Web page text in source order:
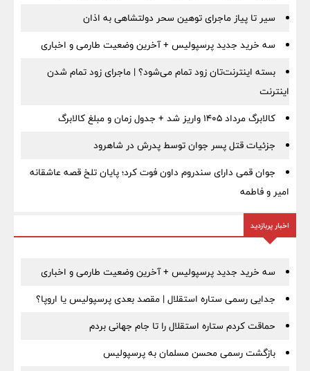
سیر تا پیاز ماجرای توهین سحر دولتشاهی به اذان
سه خرید جدید پرسپولیس + آخرین وضعیت طارمی و اخباری
بسته اینترنت‌تان زود تمام می‌شود؟ | ماجرای زود تمام شدن
اینترنت
کالابرگ مرداد ۱۴۰۵ واریز شد + جدول زمان و مبلغ کالابرگ
جزئیات قتل پسر جوان توسط پدرش در شاهرود
جوان قمی دارای سندروم داون فوت کرد؛ پایان تلخ قصه عاشقانه
امیر و فاطمه
اخبار پربازدید
سه خرید جدید پرسپولیس + آخرین وضعیت طارمی و اخباری
جدایی رسمی ستاره استقلال | مقصد بعدی پرسپولیس یا اروپا؟
حماقت کردم ستاره استقلال را تا جام جهانی بردم
بازگشت رسمی محسن مسلمان به پرسپولیس